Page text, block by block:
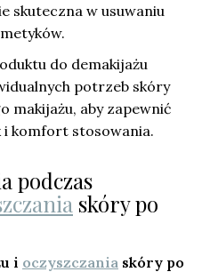
skuteczna w usuwaniu
do demakijażu
potrzeb skóry
makijażu, aby zapewnić
i komfort stosowania.
podczas
skóry po
i oczyszczania skóry po